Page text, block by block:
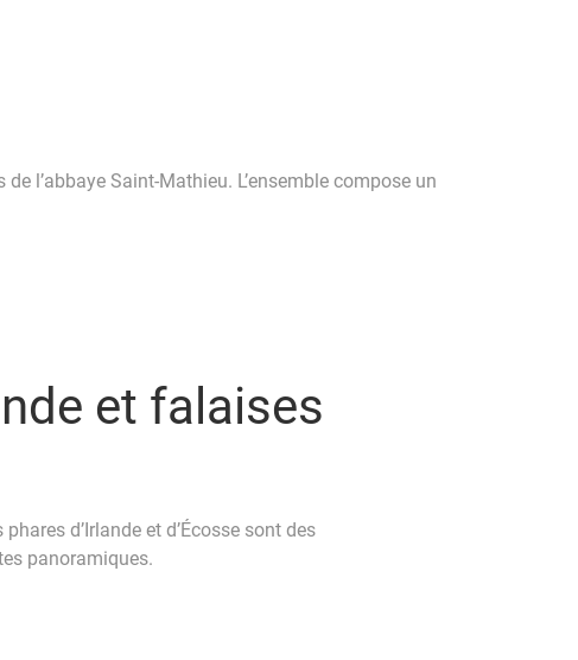
l’abbaye Saint-Mathieu. L’ensemble compose un
et falaises
d’Irlande et d’Écosse sont des
panoramiques.